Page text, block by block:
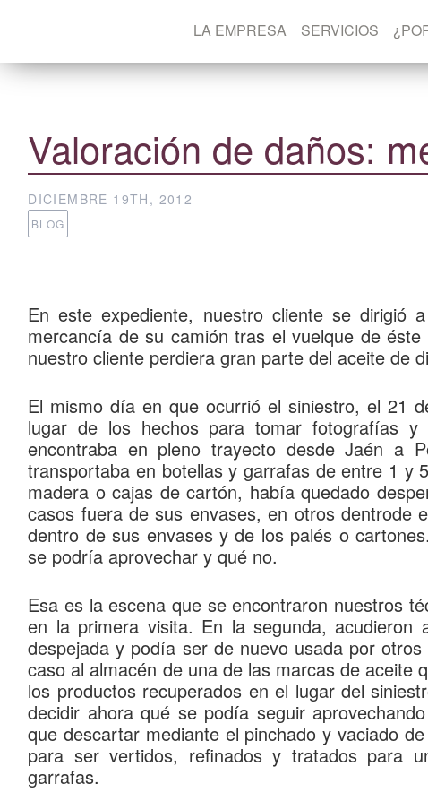
LA EMPRESA SERVICIOS
Valoración de daños:
DICIEMBRE 19TH, 2012
BLOG
En este expediente, nuestro cliente se dirigió
mercancía de su camióntras el vuelque de
nuestro cliente perdiera gran parte del aceite de
El mismo día en que ocurrió el siniestro, el 21
lugar de los hechospara tomar fotografías y
encontraba en pleno trayecto desde Jaén a
transportaba en botellas y garrafas de entre 1 y
madera o cajas de cartón, había quedado
casos fuera de sus envases, en otros dentrode
dentro de sus envases y de los palés o
se podría aprovechar y qué no.
Esa es la escena que se encontraron nuestros
en la primera visita. En la segunda, acudieron
despejada y podía ser de nuevo usada por
caso al almacén de una de las marcas de aceite
los productos recuperados en el lugar del
decidir ahora qué se podía seguir
que descartar mediante el pinchado y vaciado
para servertidos, refinados y tratados para
garrafas.